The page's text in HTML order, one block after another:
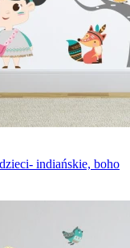
indiańskie, boho